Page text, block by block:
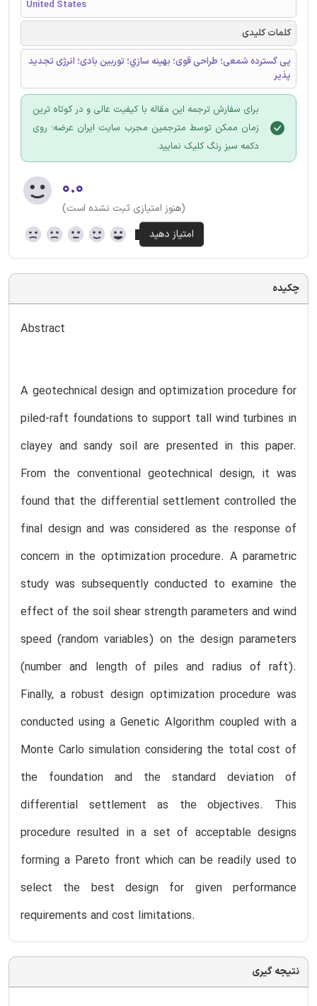
United States
کلمات کلیدی
پی گسترده شمعی؛ طراحی قوی؛ بهينه سازي؛ توربین بادی؛ انرژی تجدید
پذیر
برای سفارش ترجمه این مقاله با کیفیت عالی و در کوتاه ترین
زمان ممکن توسط مترجمین مجرب سایت ایران عرضه؛ روی
دکمه سبز رنگ کلیک نمایید.
۰.۰
(هنوز امتیازی ثبت نشده است)
چکیده
Abstract
A geotechnical design and optimization procedure for
piled-raft foundations to support tall wind turbines in
clayey and sandy soil are presented in this paper.
From the conventional geotechnical design, it was
found that the differential settlement controlled the
final design and was considered as the response of
concern in the optimization procedure. A parametric
study was subsequently conducted to examine the
effect of the soil shear strength parameters and wind
speed (random variables) on the design parameters
(number and length of piles and radius of raft).
Finally, a robust design optimization procedure was
conducted using a Genetic Algorithm coupled with a
Monte Carlo simulation considering the total cost of
the foundation and the standard deviation of
differential settlement as the objectives. This
procedure resulted in a set of acceptable designs
forming a Pareto front which can be readily used to
select the best design for given performance
requirements and cost limitations.
نتیجه گیری